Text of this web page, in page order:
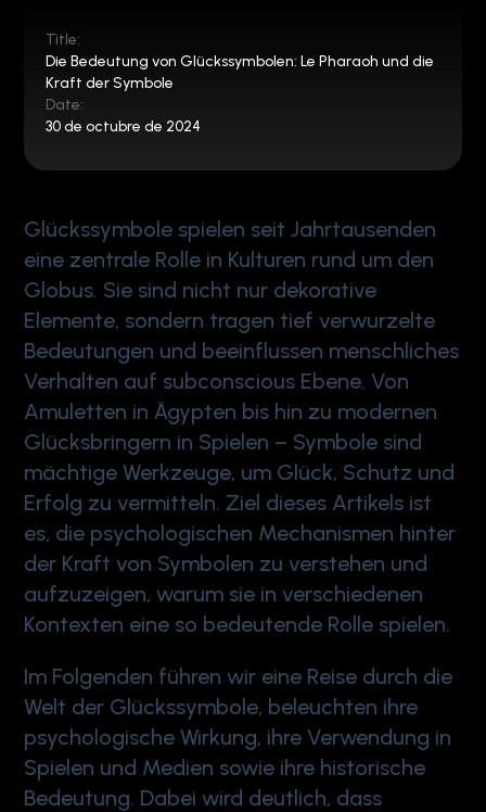
Title:
Die Bedeutung von Glückssymbolen: Le Pharaoh und die
Kraft der Symbole
Date:
30 de octubre de 2024
Glückssymbole spielen seit Jahrtausenden
eine zentrale Rolle in Kulturen rund um den
Globus. Sie sind nicht nur dekorative
Elemente, sondern tragen tief verwurzelte
Bedeutungen und beeinflussen menschliches
Verhalten auf subconscious Ebene. Von
Amuletten in Ägypten bis hin zu modernen
Glücksbringern in Spielen – Symbole sind
mächtige Werkzeuge, um Glück, Schutz und
Erfolg zu vermitteln. Ziel dieses Artikels ist
es, die psychologischen Mechanismen hinter
der Kraft von Symbolen zu verstehen und
aufzuzeigen, warum sie in verschiedenen
Kontexten eine so bedeutende Rolle spielen.
Im Folgenden führen wir eine Reise durch die
Welt der Glückssymbole, beleuchten ihre
psychologische Wirkung, ihre Verwendung in
Spielen und Medien sowie ihre historische
Bedeutung. Dabei wird deutlich, dass